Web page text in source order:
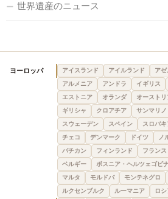
世界遺産のニュース
ヨーロッパ アイスランド アイルランド ア
アルメニア
アンドラ イギリス
エストニア
オランダ オーストリ
ギリシャ
クロアチア サンマリノ
スウェーデン
スペイン スロバキ
チェコ
デンマーク ドイツ ノ
バチカン
フィンランド フランス
ベルギー
ボスニア・ヘルツェゴビ
マルタ
モルドバ モンテネグロ
ルクセンブルク
ルーマニア ロ